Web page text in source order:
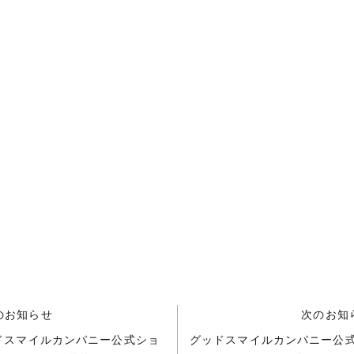
お知らせ
スマイルカンパニー公式ショ
次のお知
グッドスマイルカンパニー公